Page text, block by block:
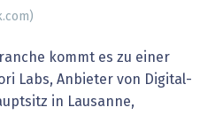
kommt es zu einer
Labs, Anbieter von Digital-
in Lausanne,